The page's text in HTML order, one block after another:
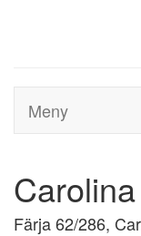
Meny
Färja 62/286,